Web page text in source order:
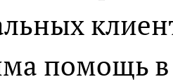
помощь в